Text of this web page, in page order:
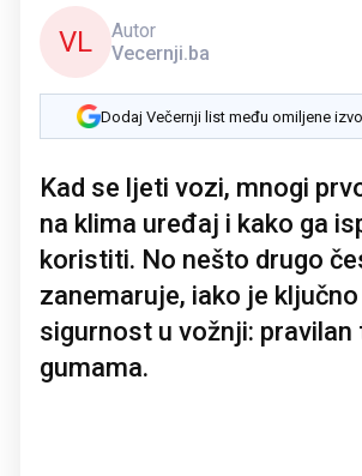
VL
Autor
Vecernji.ba
Dodaj Večernji list među omiljene
Kad se ljeti vozi, mnogi
na klima uređaj i kako ga
koristiti. No nešto drugo
zanemaruje, iako je
sigurnost u vožnji: pravilan
gumama.